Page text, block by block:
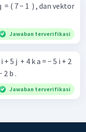
= ( 7 − 1 ​ ) , dan vektor
Jawaban terverifikasi
2 b .
Jawaban terverifikasi